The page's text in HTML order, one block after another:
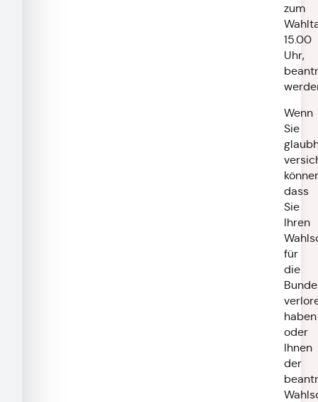
zum
15.00
Uhr,
Wenn
Sie
dass
Sie
Ihren
für
die
haben
oder
Ihnen
der